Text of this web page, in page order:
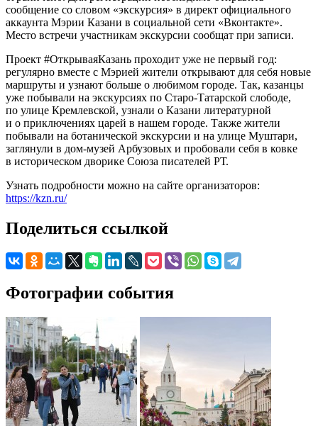
сообщение со словом «экскурсия» в директ официального
аккаунта Мэрии Казани в социальной сети «Вконтакте».
Место встречи участникам экскурсии сообщат при записи.
Проект #ОткрываяКазань проходит уже не первый год:
регулярно вместе с Мэрией жители открывают для себя новые
маршруты и узнают больше о любимом городе. Так, казанцы
уже побывали на экскурсиях по Старо-Татарской слободе,
по улице Кремлевской, узнали о Казани литературной
и о приключениях царей в нашем городе. Также жители
побывали на ботанической экскурсии и на улице Муштари,
заглянули в дом-музей Арбузовых и пробовали себя в ковке
в историческом дворике Союза писателей РТ.
Узнать подробности можно на сайте организаторов:
https://kzn.ru/
Поделиться ссылкой
Фотографии события